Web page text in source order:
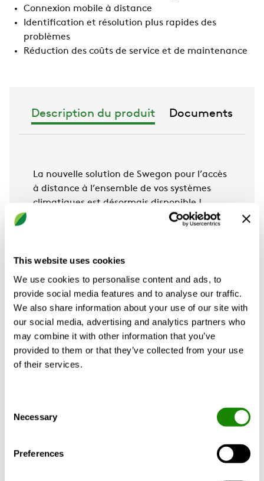
This website uses cookies
We use cookies to personalise content and ads, to
provide social media features and to analyse our traffic.
We also share information about your use of our site with
our social media, advertising and analytics partners who
may combine it with other information that you’ve
provided to them or that they’ve collected from your use
of their services.
Selection
Necessary
Preferences
Connexion mobile à distance
Identification et résolution plus rapides des
problèmes
Réduction des coûts de service et de maintenance
Description du produit Documents
La nouvelle solution de Swegon pour l’accès
à distance à l’ensemble de vos systèmes
climatiques est désormais disponible !
distance via une connexion mobile aux
intelligents. Elle facilite la surveillance, la
configuration, le dépannage, ainsi que les
opérations de service et de maintenance.
INSIDE Connect est conçu pour offrir une
expérience utilisateur optimale grâce à
plusieurs fonctionnalités :
ligne)
Nouveau matériel offrant une meilleure